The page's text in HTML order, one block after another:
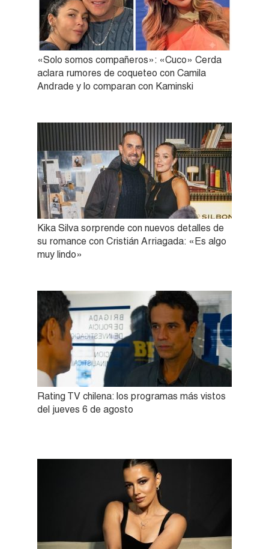
«Solo somos compañeros»: «Cuco» Cerda
aclara rumores de coqueteo con Camila
Andrade y lo comparan con Kaminski
Kika Silva sorprende con nuevos detalles de
su romance con Cristián Arriagada: «Es algo
muy lindo»
Rating TV chilena: los programas más vistos
del jueves 6 de agosto